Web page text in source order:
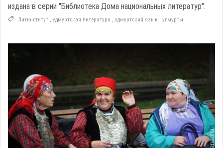
издана в серии "Библиотека Дома национальных литератур".
Литинститут , удмуртская литература , удмуртский язык , удмурты